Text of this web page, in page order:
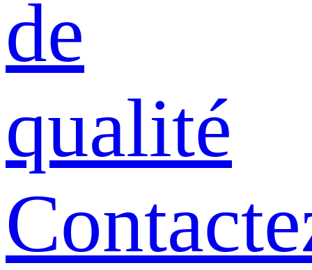
de
qualité